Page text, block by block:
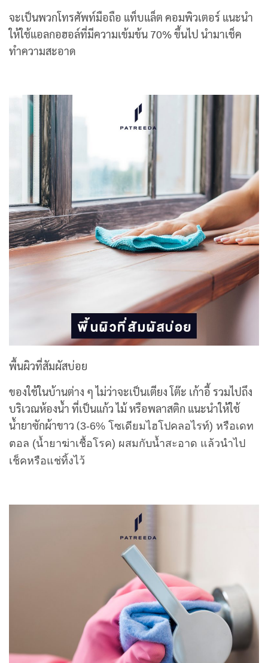
จะเป็นพวกโทรศัพท์มือถือ แท็บแล็ต คอมพิวเตอร์ แนะนำ
ให้ใช้แอลกอฮอล์ที่มีความเข้มข้น 70% ขึ้นไป นำมาเช็ค
ทำความสะอาด
พื้นผิวที่สัมผัสบ่อย
ของใช้ในบ้านต่าง ๆ ไม่ว่าจะเป็นเตียง โต๊ะ เก้าอี้ รวมไปถึง
บริเวณห้องน้ำ ที่เป็นแก้ว ไม้ หรือพลาสติก แนะนำให้ใช้
น้ำยาซักผ้าขาว (3-6% โซเดียมไฮโปคลอไรท์) หรือเดท
ตอล (น้ำยาฆ่าเชื้อโรค) ผสมกับน้ำสะอาด แล้วนำไป
เช็คหรือแช่ทิ้งไว้